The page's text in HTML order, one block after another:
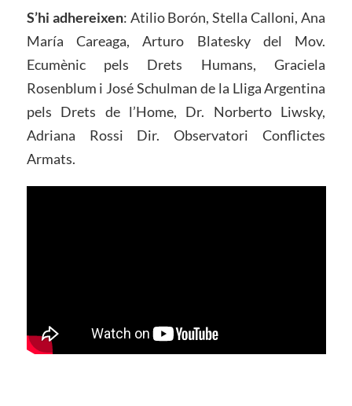
S’hi adhereixen: Atilio Borón, Stella Calloni, Ana
María Careaga, Arturo Blatesky del Mov.
Ecumènic pels Drets Humans, Graciela
Rosenblum i José Schulman de la Lliga Argentina
pels Drets de l’Home, Dr. Norberto Liwsky,
Adriana Rossi Dir. Observatori Conflictes
Armats.